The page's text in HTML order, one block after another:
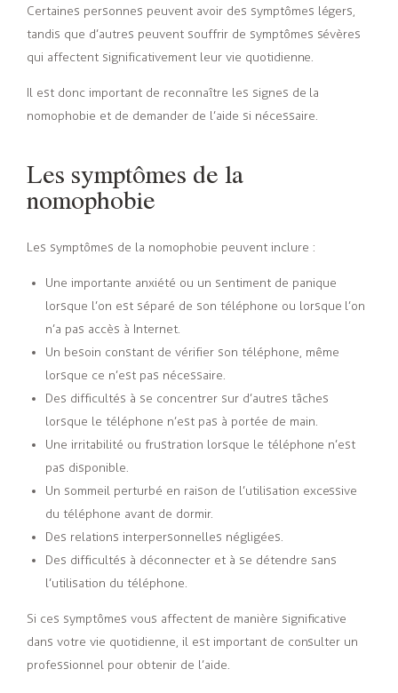
Certaines personnes peuvent avoir des symptômes légers,
tandis que d’autres peuvent souffrir de symptômes sévères
qui affectent significativement leur vie quotidienne.
Il est donc important de reconnaître les signes de la
nomophobie et de demander de l’aide si nécessaire.
Les symptômes de la
nomophobie
Les symptômes de la nomophobie peuvent inclure :
Une importante anxiété ou un sentiment de panique
lorsque l’on est séparé de son téléphone ou lorsque l’on
n’a pas accès à Internet.
Un besoin constant de vérifier son téléphone, même
lorsque ce n’est pas nécessaire.
Des difficultés à se concentrer sur d’autres tâches
lorsque le téléphone n’est pas à portée de main.
Une irritabilité ou frustration lorsque le téléphone n’est
pas disponible.
Un sommeil perturbé en raison de l’utilisation excessive
du téléphone avant de dormir.
Des relations interpersonnelles négligées.
Des difficultés à déconnecter et à se détendre sans
l’utilisation du téléphone.
Si ces symptômes vous affectent de manière significative
dans votre vie quotidienne, il est important de consulter un
professionnel pour obtenir de l’aide.